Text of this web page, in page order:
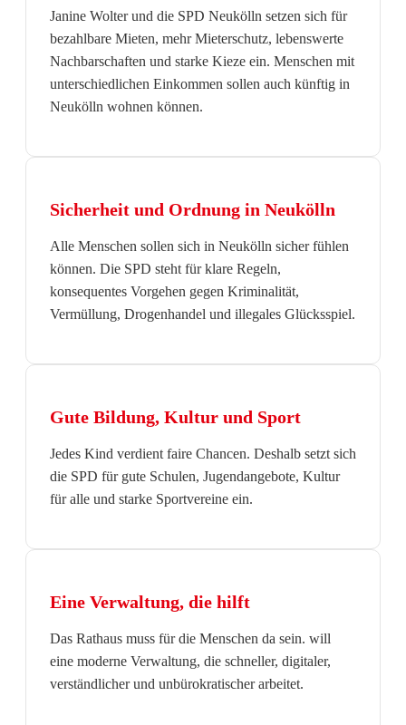
Janine Wolter und die SPD Neukölln setzen sich für
bezahlbare Mieten, mehr Mieterschutz, lebenswerte
Nachbarschaften und starke Kieze ein. Menschen mit
unterschiedlichen Einkommen sollen auch künftig in
Neukölln wohnen können.
Sicherheit und Ordnung in Neukölln
Alle Menschen sollen sich in Neukölln sicher fühlen
können. Die SPD steht für klare Regeln,
konsequentes Vorgehen gegen Kriminalität,
Vermüllung, Drogenhandel und illegales Glücksspiel.
Gute Bildung, Kultur und Sport
Jedes Kind verdient faire Chancen. Deshalb setzt sich
die SPD für gute Schulen, Jugendangebote, Kultur
für alle und starke Sportvereine ein.
Eine Verwaltung, die hilft
Das Rathaus muss für die Menschen da sein. will
eine moderne Verwaltung, die schneller, digitaler,
verständlicher und unbürokratischer arbeitet.